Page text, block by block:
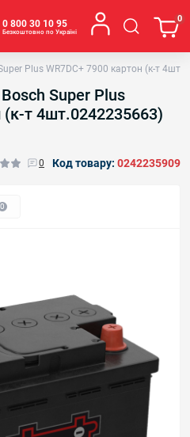
0 800 30 10 95
Безкоштовно по Україні
0
Plus WR7DC+ 7900 картон (к-т
Super Plus
(к-т 4шт.0242235663)
0 Код товару: 0242235909
0